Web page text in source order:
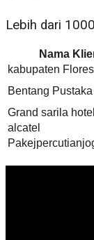
Lebih dari
Nama
kabupaten
Bentang Pustaka
Grand sarila hotel
alcatel